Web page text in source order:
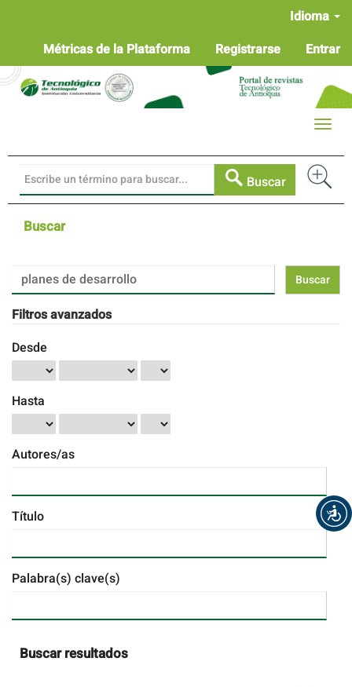
Contenido
principal
Barra
lateral
Idioma
Métricas de la Plataforma
Registrarse Entrar
Buscar
Toggle
Buscar
Buscar
artículos
por
Filtros avanzados
Desde
Hasta
Autores/as
Título
Palabra(s) clave(s)
Buscar resultados